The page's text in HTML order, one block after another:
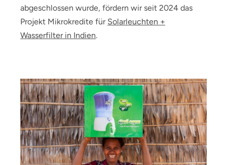
abgeschlossen wurde, fördern wir seit 2024 das
Projekt Mikrokredite für Solarleuchten +
Wasserfilter in Indien.